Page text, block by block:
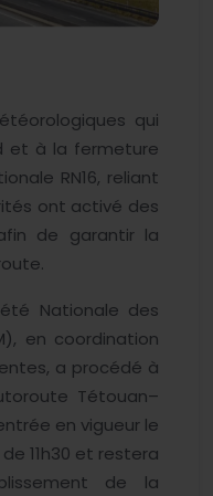
qui
et à la fermeture
RN16, reliant
ont activé des
de garantir la
Nationale des
en coordination
a procédé à
Tétouan–
en vigueur le
11h30 et restera
de la